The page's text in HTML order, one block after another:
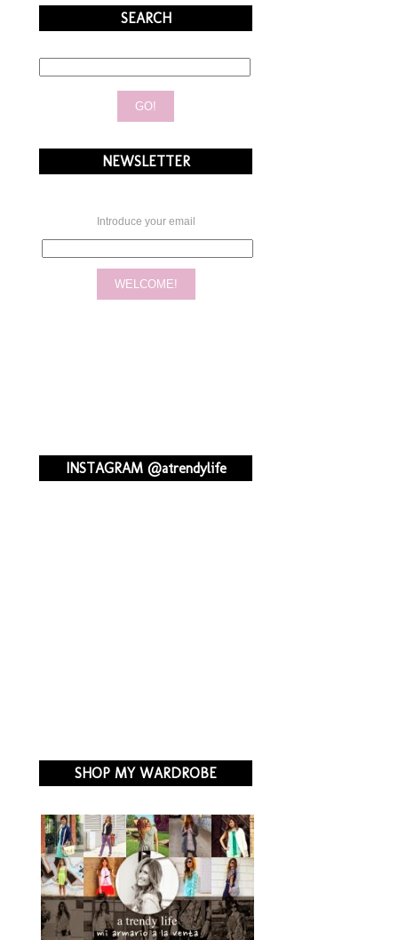
SEARCH
NEWSLETTER
Introduce your email
INSTAGRAM @atrendylife
SHOP MY WARDROBE